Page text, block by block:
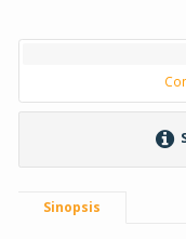
Sinopsis